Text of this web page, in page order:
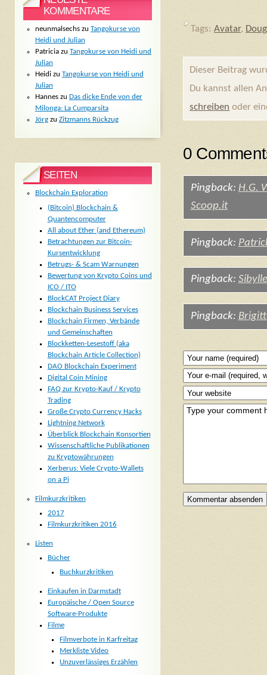
Tags: Avatar,
Dieser Beitrag
Du kannst allen
schreiben oder
0
Pingback: H.G.
Scoop.it
Pingback:
Pingback:
Pingback:
KOMMENTARE
neunmalsechszu Tangokurse von
Heidi und Julian
Patriciazu Tangokurse von Heidi und
Julian
Heidizu Tangokurse von Heidi und
Julian
Hanneszu Das dicke Ende von der
Milonga: La Cumparsita
Jörgzu Zitzmanns Rückzug
SEITEN
Blockchain Exploration
(Bitcoin) Blockchain &
Quantencomputer
All about Ether (and Ethereum)
Betrachtungen zur Bitcoin-
Kursentwicklung
Betrugs- & Scam Warnungen
Bewertung von Krypto Coins und
ICO / ITO
BlockCAT Project Diary
Blockchain Business Services
Blockchain Firmen, Verbände
und Gemeinschaften
Blockketten-Lesestoff (aka
Blockchain Article Collection)
DAO Blockchain Experiment
Digital Coin Mining
FAQ zur Krypto-Kauf / Krypto
Trading
Große Crypto Currency Hacks
Lightning Network
Überblick Blockchain Konsortien
Wissenschaftliche Publikationen
zu Kryptowährungen
Xerberus: Viele Crypto-Wallets
on a Pi
Filmkurzkritiken
2017
Filmkurzkritiken 2016
Listen
Bücher
Buchkurzkritiken
Einkaufen in Darmstadt
Europäische / Open Source
Software-Produkte
Filme
Filmverbote in Karfreitag
Merkliste Video
Unzuverlässiges Erzählen